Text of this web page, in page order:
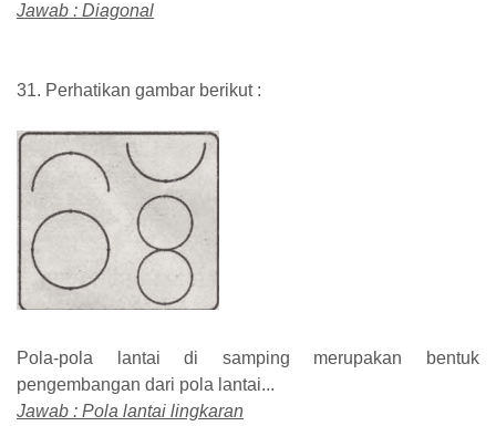
Jawab : Diagonal
31. Perhatikan gambar berikut :
Pola-pola lantai di samping merupakan bentuk
pengembangan dari pola lantai...
Jawab : Pola lantai lingkaran